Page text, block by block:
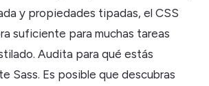
y propiedades tipadas, el CSS
suficiente para muchas tareas
Audita para qué estás
Sass. Es posible que descubras